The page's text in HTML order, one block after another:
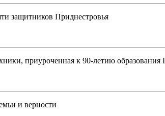
защитников Приднестровья
приуроченная к 90-летию
и верности